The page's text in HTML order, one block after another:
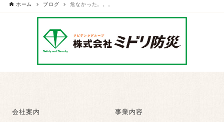
ホーム ブログ 危なかった。。。
会社案内
事業内容